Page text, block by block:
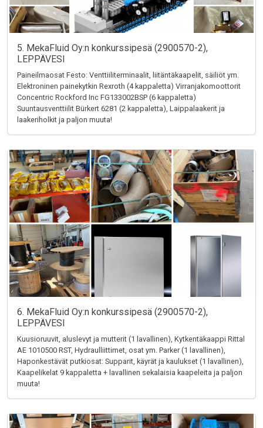
5. MekaFluid Oy:n konkurssipesä (2900570-2),
LEPPÄVESI
Paineilmaosat Festo: Venttiiliterminaalit, liitäntäkaapelit, säiliöt ym.
Elektroninen painekytkin Rexroth (4 kappaletta) Virranjakomoottorit
Concentric Rockford Inc FG133002BSP (6 kappaletta)
Suuntausventtiilit Bürkert 6281 (2 kappaletta), Laippalaakerit ja
laakeriholkit ja paljon muuta!
6. MekaFluid Oy:n konkurssipesä (2900570-2),
LEPPÄVESI
Kuusioruuvit, aluslevyt ja mutterit (1 lavallinen), Kytkentäkaappi Rittal
AE 1010500 RST, Hydraulliittimet, osat ym. Parker (1 lavallinen),
Haponkestävät putkiosat: Supparit, käyrät ja kaulukset (1 lavallinen),
Kaapelikelat 9 kappaletta + lavallinen sekalaisia kaapeleita ja paljon
muuta!